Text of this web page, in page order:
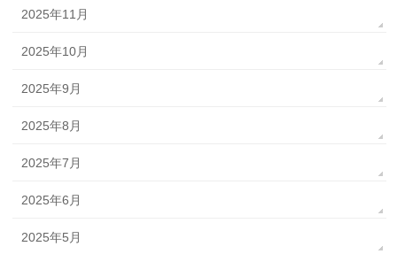
2025年11月
2025年10月
2025年9月
2025年8月
2025年7月
2025年6月
2025年5月